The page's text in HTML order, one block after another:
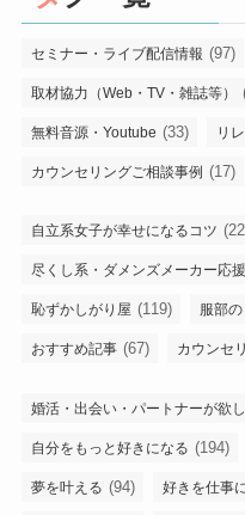
セミナー・ライブ配信情報 (97)
取材協力（Web・TV・雑誌等）
無料音源・Youtube (33) リ
カウンセリングご相談事例 (17)
自立系女子が幸せになるコツ
尽くし系・ダメンズメーカー応援
恥ずかしがり屋 (119) 服部
おすすめ記事 (67) カウンセ
婚活・出会い・パートナーが欲
自分をもっと好きになる (194)
夢を叶える (94) 好きを仕事